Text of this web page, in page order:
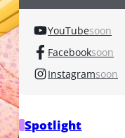
YouTubesoon
Facebooksoon
Instagramsoon
Spotlight